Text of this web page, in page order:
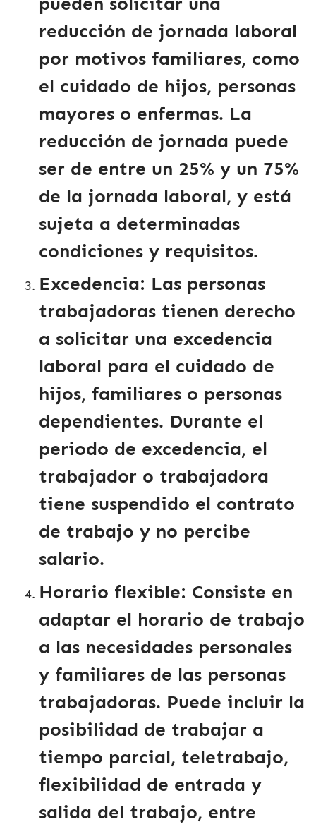
reducción de jornada laboral
por motivos familiares, como
el cuidado de hijos, personas
mayores o enfermas. La
reducción de jornada puede
ser de entre un 25% y un 75%
de la jornada laboral, y está
sujeta a determinadas
condiciones y requisitos.
Excedencia: Las personas
trabajadoras tienen derecho
a solicitar una excedencia
laboral para el cuidado de
hijos, familiares o personas
dependientes. Durante el
periodo de excedencia, el
trabajador o trabajadora
tiene suspendido el contrato
de trabajo y no percibe
salario.
Horario flexible: Consiste en
adaptar el horario de trabajo
a las necesidades personales
y familiares de las personas
trabajadoras. Puede incluir la
posibilidad de trabajar a
tiempo parcial, teletrabajo,
flexibilidad de entrada y
salida del trabajo, entre